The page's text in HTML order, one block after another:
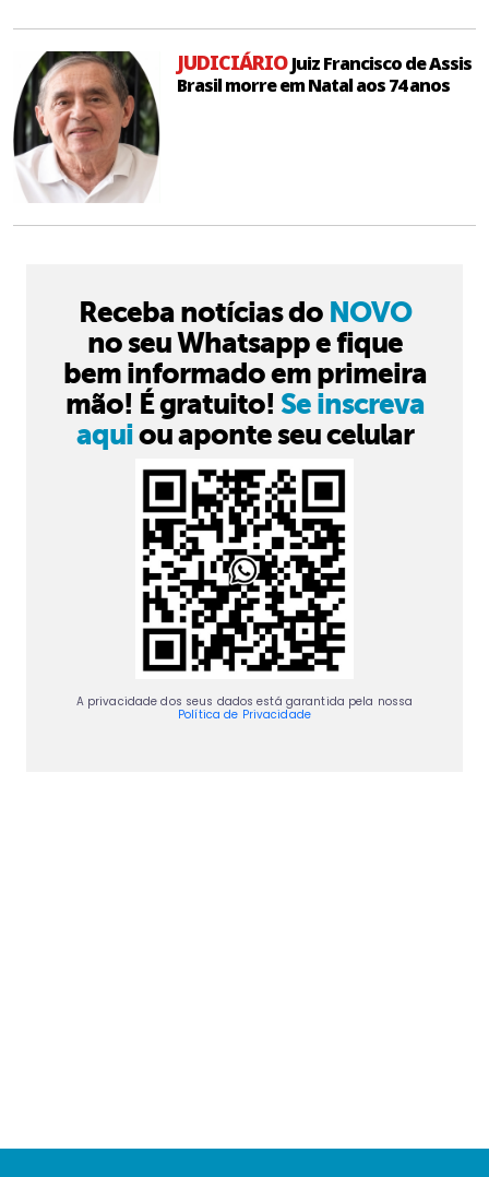
JUDICIÁRIOJuiz Francisco de Assis
Brasil morre em Natal aos 74 anos
Receba notícias do NOVO
no seu Whatsapp e fique
bem informado em primeira
mão! É gratuito! Se inscreva
aquiou aponte seu celular
A privacidade dos seus dados está garantida pela nossa
Política de Privacidade